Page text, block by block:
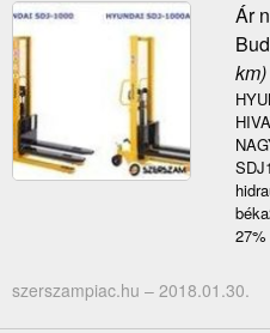
Ár
km)
szerszampiac.hu – 2018.01.30.